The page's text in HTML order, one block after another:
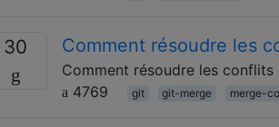
30 Comment résoudre les
Comment résoudre les
4769
git git-merge merge-